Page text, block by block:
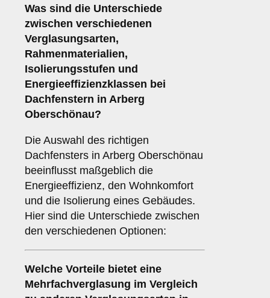
Was sind die Unterschiede
zwischen verschiedenen
Verglasungsarten,
Rahmenmaterialien,
Isolierungsstufen und
Energieeffizienzklassen bei
Dachfenstern in Arberg
Oberschönau?
Die Auswahl des richtigen
Dachfensters in Arberg Oberschönau
beeinflusst maßgeblich die
Energieeffizienz, den Wohnkomfort
und die Isolierung eines Gebäudes.
Hier sind die Unterschiede zwischen
den verschiedenen Optionen:
Welche Vorteile bietet eine
Mehrfachverglasung im Vergleich